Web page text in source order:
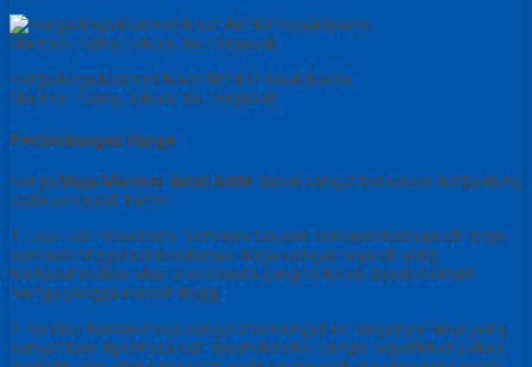
Harga Meja Marmer Bulat Antik Produk Basta
Marmer Paling Di Buru Ibu Penjabat
Pertimbangan Harga
Harga Meja Marmer Bulat Antik dapat sangat bervariasi tergantung
pada semjulah faktor:
1. Usia Dan Provenans: Semakin tua dan semakin bersejarah meja
semakin tinggi nilai koleksinya. Meja dengan sejarah yang
terdokumentasi atau provenasns yang terkenal dapat memilih
hartga yang jauh lebih tinggi.
2. Kondisi: Kondisi meja sangat memengaruhi harganya. Meja yang
sangat baik dipelihara dan dalam kondisi hampir seperti baru akan